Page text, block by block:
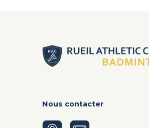
Nous contacter